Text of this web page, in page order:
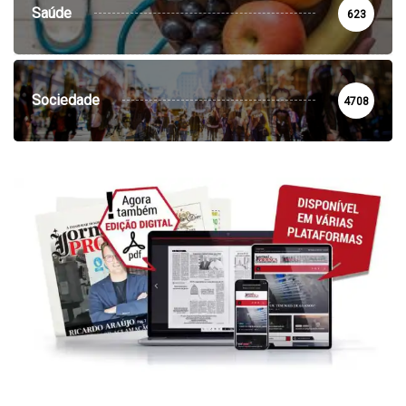
Saúde 623
Sociedade 4708